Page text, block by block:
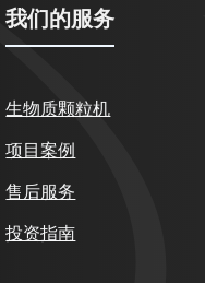
我们的服务
生物质颗粒机
项目案例
售后服务
投资指南